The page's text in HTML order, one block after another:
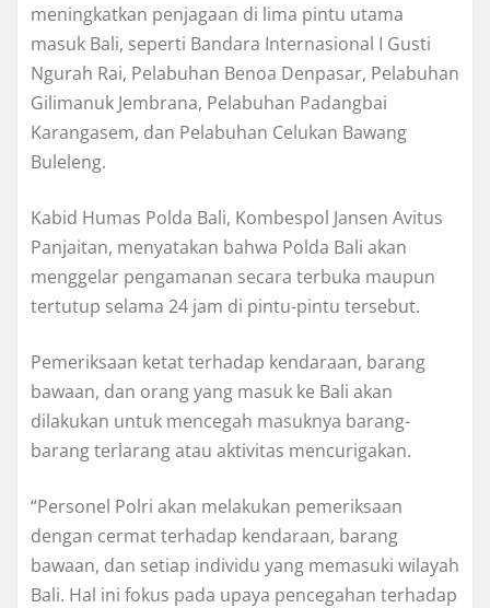
meningkatkan penjagaan di lima pintu utama
masuk Bali, seperti Bandara Internasional I Gusti
Ngurah Rai, Pelabuhan Benoa Denpasar, Pelabuhan
Gilimanuk Jembrana, Pelabuhan Padangbai
Karangasem, dan Pelabuhan Celukan Bawang
Buleleng.
Kabid Humas Polda Bali, Kombespol Jansen Avitus
Panjaitan, menyatakan bahwa Polda Bali akan
menggelar pengamanan secara terbuka maupun
tertutup selama 24 jam di pintu-pintu tersebut.
Pemeriksaan ketat terhadap kendaraan, barang
bawaan, dan orang yang masuk ke Bali akan
dilakukan untuk mencegah masuknya barang-
barang terlarang atau aktivitas mencurigakan.
“Personel Polri akan melakukan pemeriksaan
dengan cermat terhadap kendaraan, barang
bawaan, dan setiap individu yang memasuki wilayah
Bali. Hal ini fokus pada upaya pencegahan terhadap